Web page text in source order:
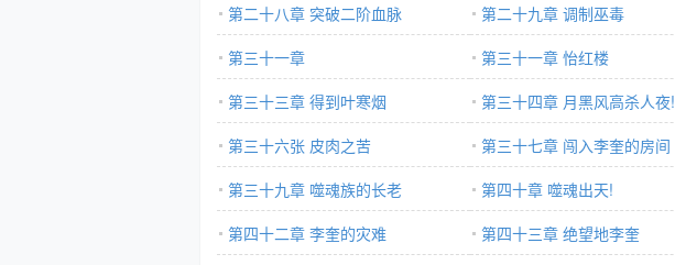
第二十八章 突破二阶血脉
第二十九章 调制巫毒
第三十一章
第三十一章 怡红楼
第三十三章 得到叶寒烟
第三十四章 月黑风高杀人夜!
第三十六张 皮肉之苦
第三十七章 闯入李奎的房间
第三十九章 噬魂族的长老
第四十章 噬魂出天!
第四十二章 李奎的灾难
第四十三章 绝望地李奎